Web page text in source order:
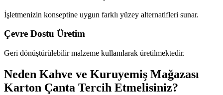
İşletmenizin konseptine uygun farklı yüzey alternatifleri sunar.
Çevre Dostu Üretim
Geri dönüştürülebilir malzeme kullanılarak üretilmektedir.
Neden Kahve ve Kuruyemiş Mağazası
Karton Çanta Tercih Etmelisiniz?